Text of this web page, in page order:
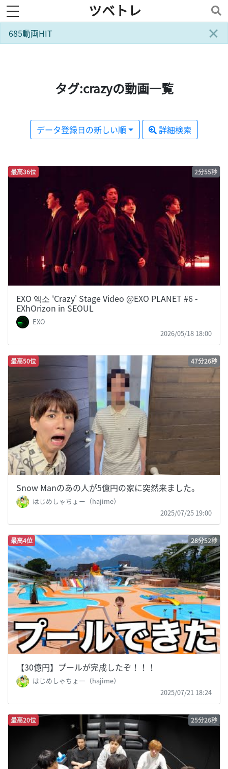
toggle navigation ツベトレ
×
685動画HIT
タグ:crazyの動画一覧
データ登録日の新しい順 詳細検索
最高36位 2分55秒
EXO 엑소 'Crazy' Stage Video @EXO PLANET #6 -
EXhOrizon in SEOUL
EXO
2026/05/18 18:00
最高50位 47分26秒
Snow Manのあの人が5億円の家に突然来ました。
はじめしゃちょー（hajime）
2025/07/25 19:00
最高4位 28分52秒
【30億円】プールが完成したぞ！！！
はじめしゃちょー（hajime）
2025/07/21 18:24
最高20位 25分26秒